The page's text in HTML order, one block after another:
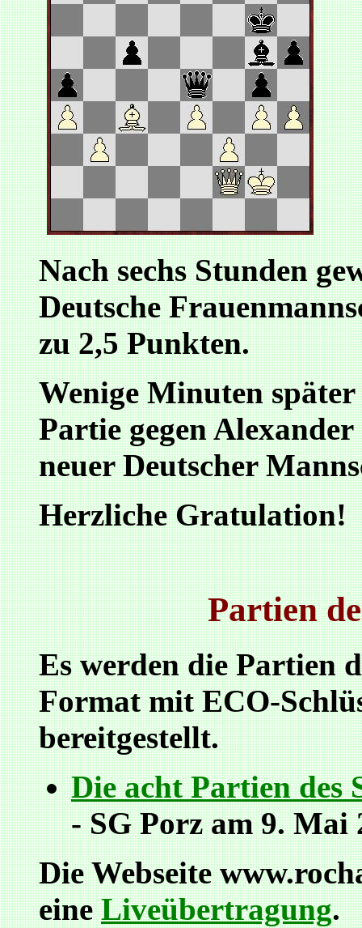
Nach sechs Stunden
Deutsche
zu 2,5 Punkten.
Wenige Minuten
Partie gegen
neuer Deutscher
Herzliche Gratulation!
Partien
Es werden die Partien
Format mit ECO-
bereitgestellt.
Die acht Partien des
- SG Porz am 9. Mai
Die Webseite
eineLiveübertragung.